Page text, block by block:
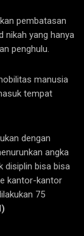
pembatasan
nikah yang hanya
penghulu.
manusia
tempat
dengan
angka
disiplin bisa bisa
kantor-kantor
75